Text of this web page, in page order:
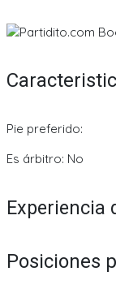
Pie preferido:
Es árbitro: No
Experiencia
Posiciones